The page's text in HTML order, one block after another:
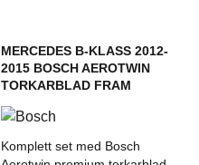
MERCEDES B-KLASS 2012-
2015 BOSCH AEROTWIN
TORKARBLAD FRAM
Komplett set med Bosch